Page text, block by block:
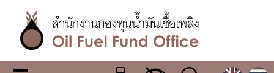
เนื้อหา
หลัก